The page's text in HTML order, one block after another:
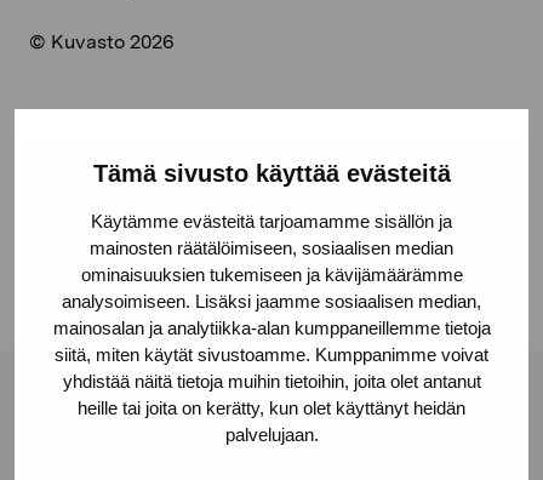
Tämä sivusto käyttää evästeitä
Käytämme evästeitä tarjoamamme sisällön ja
mainosten räätälöimiseen, sosiaalisen median
ominaisuuksien tukemiseen ja kävijämäärämme
analysoimiseen. Lisäksi jaamme sosiaalisen median,
mainosalan ja analytiikka-alan kumppaneillemme tietoja
siitä, miten käytät sivustoamme. Kumppanimme voivat
yhdistää näitä tietoja muihin tietoihin, joita olet antanut
heille tai joita on kerätty, kun olet käyttänyt heidän
palvelujaan.
© Kuvasto 2026
Facebook
Linkedin
Stiftelsen Pro Artibus